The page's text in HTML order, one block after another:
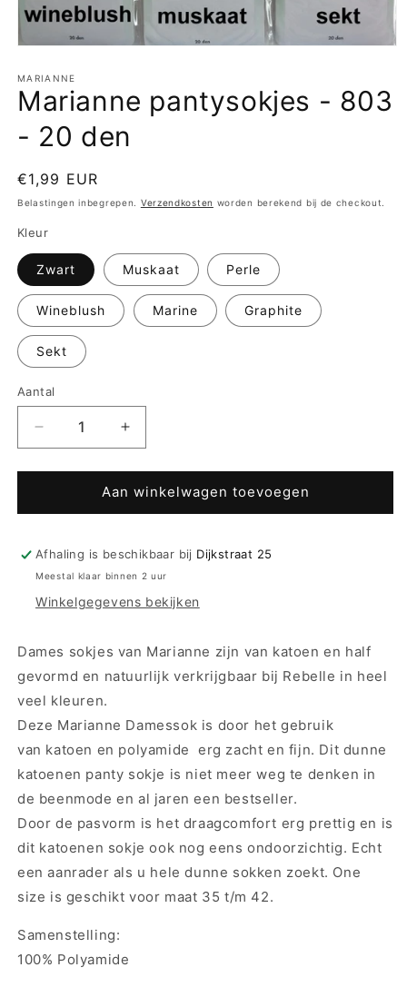
openen
in
modaal
MARIANNE
Marianne pantysokjes - 803
- 20 den
Normale
prijs
€1,99 EUR
Belastingen inbegrepen. Verzendkosten worden berekend bij de checkout.
Kleur
Zwart Muskaat Perle
Wineblush Marine Graphite
Sekt
Aantal
Aantal
verlagen
voor
Marianne
pantysokjes
803
-
den
Aantal
verhogen
voor
Marianne
pantysokjes
803
den
Aan winkelwagen toevoegen
Afhaling is beschikbaar bij Dijkstraat 25
Meestal klaar binnen 2 uur
Winkelgegevens bekijken
Dames sokjes van Marianne zijn van katoen en half
gevormd en natuurlijk verkrijgbaar bij Rebelle in heel
veel kleuren.
Deze Marianne Damessok is door het gebruik
van katoen en polyamide erg zacht en fijn. Dit dunne
katoenen panty sokje is niet meer weg te denken in
de beenmode en al jaren een bestseller.
Door de pasvorm is het draagcomfort erg prettig en is
dit katoenen sokje ook nog eens ondoorzichtig. Echt
een aanrader als u hele dunne sokken zoekt. One
size is geschikt voor maat 35 t/m 42.
Samenstelling:
100% Polyamide